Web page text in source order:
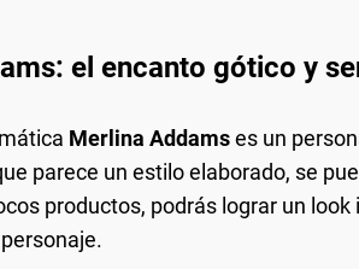
el encanto gótico y
Merlina Addamses un
parece un estilo elaborado, se
productos, podrás lograr un